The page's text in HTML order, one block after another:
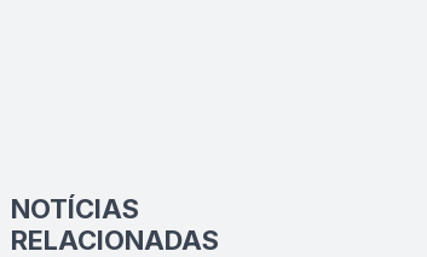
NOTÍCIAS
RELACIONADAS